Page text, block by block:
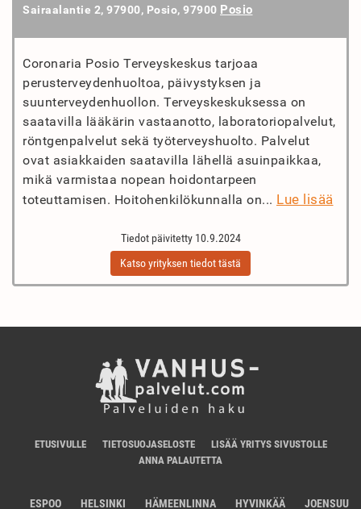
Sairaalantie 2, 97900, Posio, 97900 Posio
Coronaria Posio Terveyskeskus tarjoaa
perusterveydenhuoltoa, päivystyksen ja
suunterveydenhuollon. Terveyskeskuksessa on
saatavilla lääkärin vastaanotto, laboratoriopalvelut,
röntgenpalvelut sekä työterveyshuolto. Palvelut
ovat asiakkaiden saatavilla lähellä asuinpaikkaa,
mikä varmistaa nopean hoidontarpeen
toteuttamisen. Hoitohenkilökunnalla on... Lue lisää
Tiedot päivitetty 10.9.2024
Katso yrityksen tiedot tästä
ETUSIVULLE TIETOSUOJASELOSTE
LISÄÄ YRITYS SIVUSTOLLE
ANNA PALAUTETTA
ESPOO HELSINKI HÄMEENLINNA HYVINKÄÄ JOENSUU